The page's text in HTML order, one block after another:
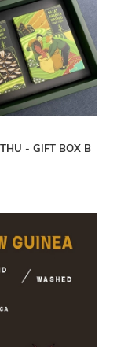
- GIFT BOX B